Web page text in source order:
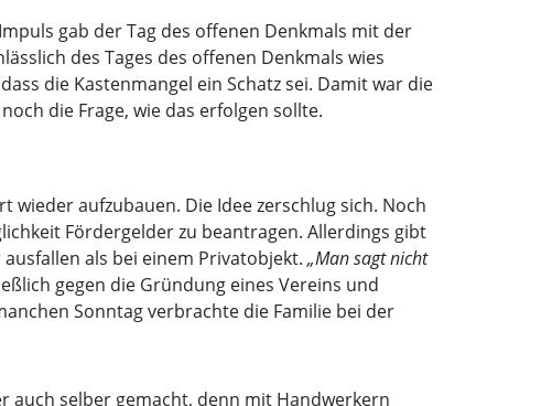
gab der Tag des offenen Denkmals mit der
des Tages des offenen Denkmals wies
die Kastenmangel ein Schatz sei. Damit war die
die Frage, wie das erfolgen sollte.
wieder aufzubauen. Die Idee zerschlug sich. Noch
Fördergelder zu beantragen. Allerdings gibt
als bei einem Privatobjekt. „Man sagt nicht
gegen die Gründung eines Vereins und
Sonntag verbrachte die Familie bei der
auch selber gemacht, denn mit Handwerkern